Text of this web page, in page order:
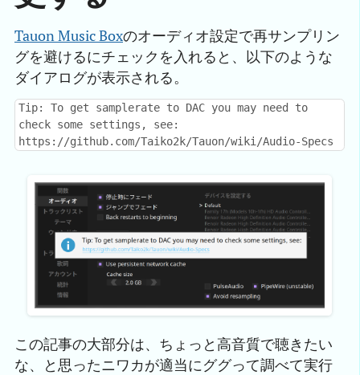
Tauon Music Boxのオーディオ設定で再サンプリン
グを避けるにチェックを入れると、以下のような
ダイアログが表示される。
Tip: To get samplerate to DAC you may need to
check some settings, see:
https://github.com/Taiko2k/Tauon/wiki/Audio-Specs
この記事の大部分は、ちょっと高音質で聴きたい
な、と思ったニワカが適当にググって調べて実行